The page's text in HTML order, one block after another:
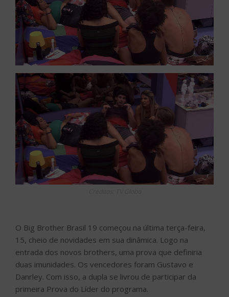
O Big Brother Brasil 19 começou na última terça-feira,
15, cheio de novidades em sua dinâmica. Logo na
entrada dos novos brothers, uma prova que definiria
duas imunidades. Os vencedores foram Gustavo e
Danrley. Com isso, a dupla se livrou de participar da
primeira Prova do Líder do programa.